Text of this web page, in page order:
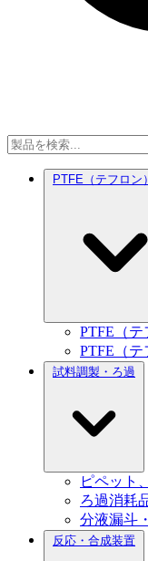
PTFE（テフロン
PTFE（
PTFE（
試料調製・ろ過
ピペット
ろ過消耗
分液漏斗
反応・合成装置